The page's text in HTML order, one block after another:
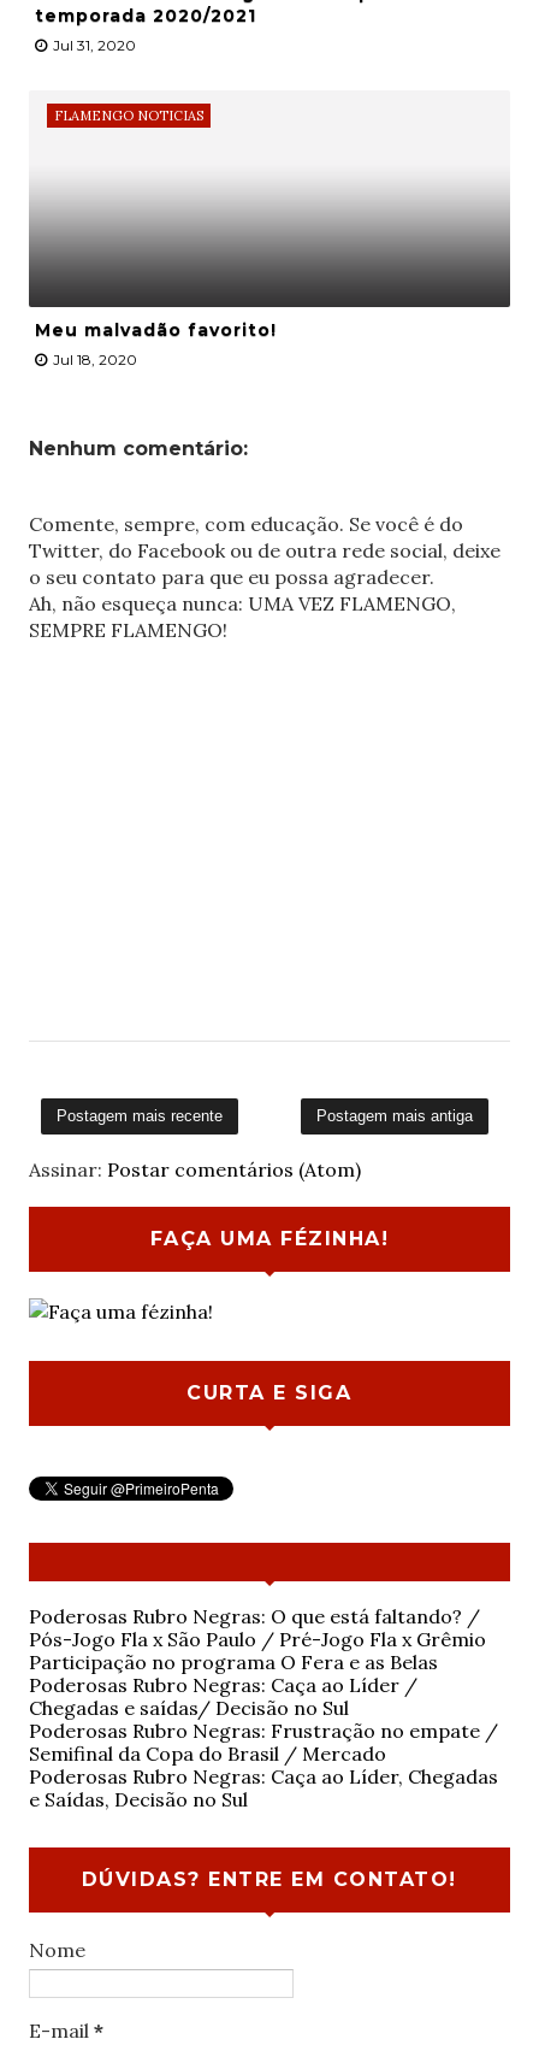
temporada 2020/2021
Jul 31, 2020
FLAMENGO NOTICIAS
Meu malvadão favorito!
Jul 18, 2020
Nenhum comentário:
Comente, sempre, com educação. Se você é do
Twitter, do Facebook ou de outra rede social, deixe
o seu contato para que eu possa agradecer.
Ah, não esqueça nunca: UMA VEZ FLAMENGO,
SEMPRE FLAMENGO!
Postagem mais recente Postagem mais antiga
Assinar: Postar comentários (Atom)
FAÇA UMA FÉZINHA!
CURTA E SIGA
Poderosas Rubro Negras: O que está faltando? /
Pós-Jogo Fla x São Paulo / Pré-Jogo Fla x Grêmio
Participação no programa O Fera e as Belas
Poderosas Rubro Negras: Caça ao Líder /
Chegadas e saídas/ Decisão no Sul
Poderosas Rubro Negras: Frustração no empate /
Semifinal da Copa do Brasil / Mercado
Poderosas Rubro Negras: Caça ao Líder, Chegadas
e Saídas, Decisão no Sul
DÚVIDAS? ENTRE EM CONTATO!
Nome
E-mail *